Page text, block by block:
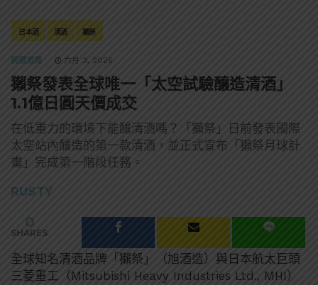
日本酒 清酒 獺祭
精選酒聞 六月 3, 2026
獺祭發表全球唯一「太空試驗釀造清酒」
1.1億日圓天價成交
在低重力的環境下能釀清酒嗎？「獺祭」日前發表國際
太空站內釀造的第一款清酒，並正式宣布「獺祭月球計
畫」完成第一階段任務。
RUSTY
0
SHARES
全球知名清酒品牌「獺祭」（旭酒造）與日本航太巨頭
三菱重工（Mitsubishi Heavy Industries Ltd., MHI）